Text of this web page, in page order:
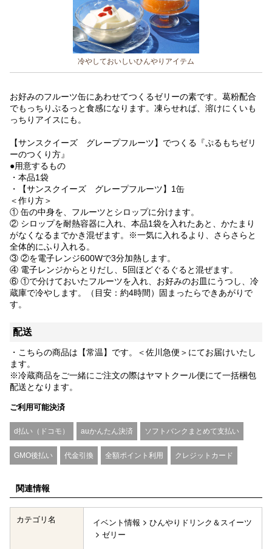
冷やしておいしいひんやりアイテム
お好みのフルーツ缶にあわせてつくるゼリーの素です。葛粉配合
でもっちりぷるっと食感になります。凍らせれば、溶けにくいも
っちりアイスにも。
【サンスクイーズ グレープフルーツ】 でつくる『ぷるもちゼリ
ーのつくり方』
●用意するもの
・本品1袋
・
【サンスクイーズ グレープフルーツ】 1缶
＜作り方＞
① 缶の中身を、フルーツとシロップに分けます。
② シロップを耐熱容器に入れ、本品1袋を入れたあと、かたまり
がなくなるまでかき混ぜます。※一気に入れるより、さらさらと
全体的にふり入れる。
③ ②を電子レンジ600Wで3分加熱します。
④ 電子レンジからとりだし、5回ほどぐるぐると混ぜます。
⑥ ①で分けておいたフルーツを入れ、お好みのお皿にうつし、冷
蔵庫で冷やします。（目安：約4時間）固まったらできあがりで
す。
配送
・こちらの商品は【常温】です。＜佐川急便＞にてお届けいたし
ます。
※冷蔵商品をご一緒にご注文の際はヤマトクール便にて一括梱包
配送となります。
ご利用可能決済
d払い（ドコモ） auかんたん決済 ソフトバンクまとめて支払い
GMO後払い 代金引換 全額ポイント利用 クレジットカード
関連情報
カテゴリ名 イベント情報
ひんやりドリンク＆スイーツ
ゼリー